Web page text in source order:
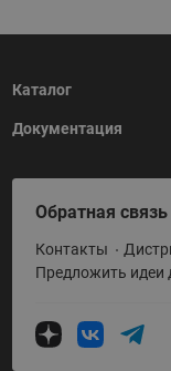
Каталог
Тепловая автоматика
Холодильная техника
Приводная техника
Промышленная
Теплообменное
Документация
HeatPlatform
Полезные
Условия поставки
Обратная связь
Контакты
Предложить идеи